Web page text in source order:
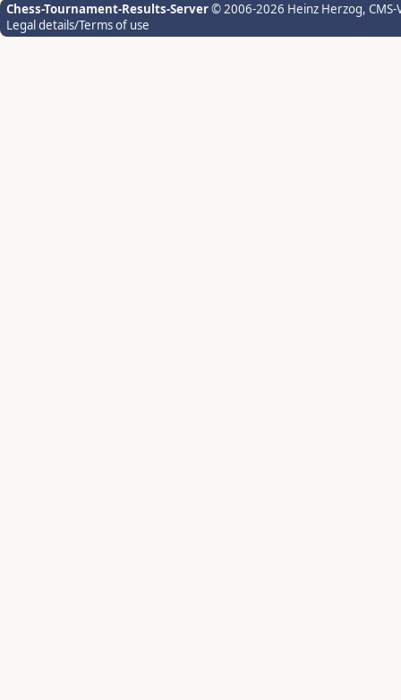
Chess-Tournament-Results-Server© 2006-2026 Heinz Herzog,
Legal details/Terms of use